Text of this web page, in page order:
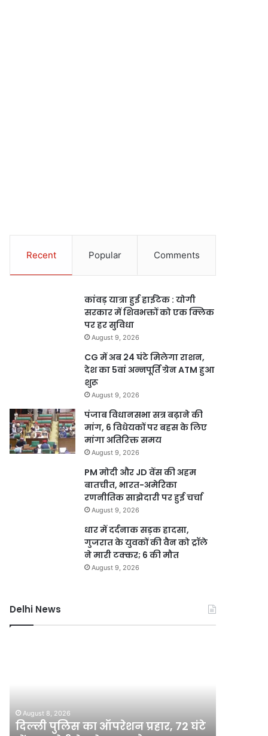
Recent Popular Comments
कांवड़ यात्रा हुई हाईटेक : योगी
सरकार में शिवभक्तों को एक क्लिक
पर हर सुविधा
August 9, 2026
CG में अब 24 घंटे मिलेगा राशन,
देश का 5वां अन्नपूर्ति ग्रेन ATM हुआ
शुरू
August 9, 2026
पंजाब विधानसभा सत्र बढ़ाने की
मांग, 6 विधेयकों पर बहस के लिए
मांगा अतिरिक्त समय
August 9, 2026
PM मोदी और JD वेंस की अहम
बातचीत, भारत-अमेरिका
रणनीतिक साझेदारी पर हुई चर्चा
August 9, 2026
धार में दर्दनाक सड़क हादसा,
गुजरात के युवकों की वैन को ट्रॉले
ने मारी टक्कर; 6 की मौत
August 9, 2026
Delhi News
घंटे
August 8, 2026
दिल्ली पुलिस का ऑपरेशन प्रहार, 72 घंटे